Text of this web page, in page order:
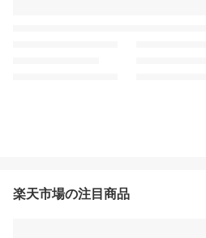
楽天市場の注目商品